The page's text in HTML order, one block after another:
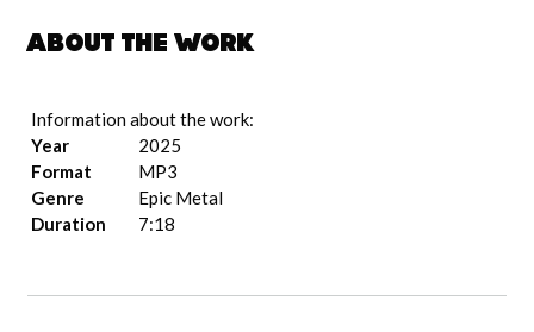
About the work
Information about the work:
Year
2025
Format
MP3
Genre
Epic Metal
Duration
7:18